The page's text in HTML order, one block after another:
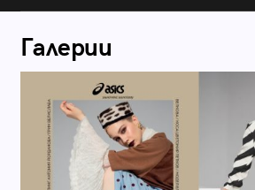
Галерии